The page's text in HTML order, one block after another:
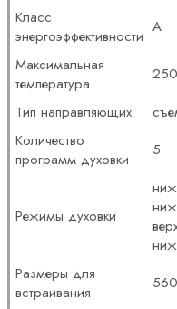
Класс
энергоэффективности А
Максимальная
температура
Тип направляющих
Количество
программ духовки
5
Режимы духовки
Размеры для
встраивания